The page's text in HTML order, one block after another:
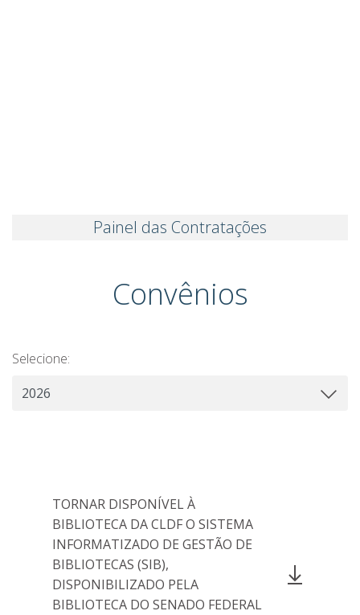
Painel das Contratações
Convênios
Selecione:
TORNAR DISPONÍVEL À
BIBLIOTECA DA CLDF O SISTEMA
INFORMATIZADO DE GESTÃO DE
BIBLIOTECAS (SIB),
DISPONIBILIZADO PELA
BIBLIOTECA DO SENADO FEDERAL